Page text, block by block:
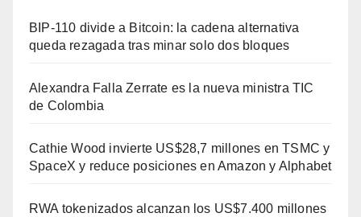
BIP-110 divide a Bitcoin: la cadena alternativa
queda rezagada tras minar solo dos bloques
Alexandra Falla Zerrate es la nueva ministra TIC
de Colombia
Cathie Wood invierte US$28,7 millones en TSMC y
SpaceX y reduce posiciones en Amazon y Alphabet
RWA tokenizados alcanzan los US$7.400 millones